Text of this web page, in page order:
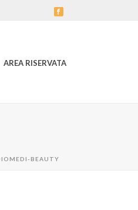
AREA RISERVATA
BEAUTY